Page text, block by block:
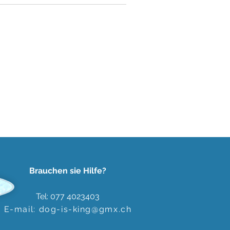
Brauchen sie Hilfe?
Tel: 077 4023403
E-mail: dog-is-king@gmx.ch